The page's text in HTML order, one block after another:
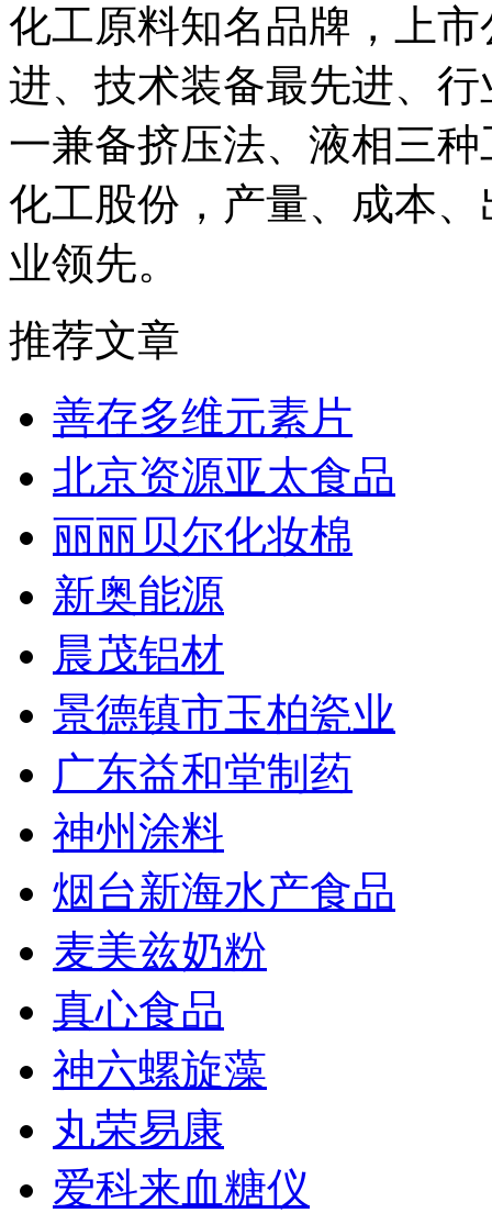
化工原料知名品牌，上市
进、技术装备最先进、
一兼备挤压法、液相三
化工股份，产量、成本
业领先。
推荐文章
善存多维元素片
北京资源亚太食品
丽丽贝尔化妆棉
新奥能源
晨茂铝材
景德镇市玉柏瓷业
广东益和堂制药
神州涂料
烟台新海水产食品
麦美兹奶粉
真心食品
神六螺旋藻
丸荣易康
爱科来血糖仪